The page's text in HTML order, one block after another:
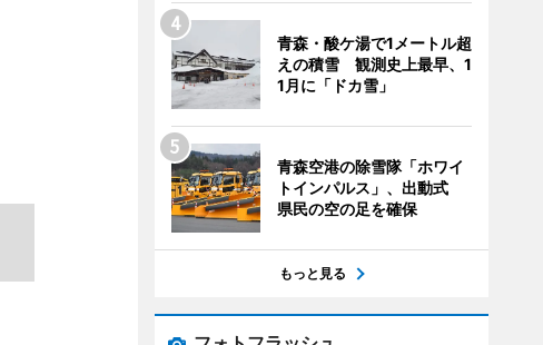
青森・酸ケ湯で1メートル超
えの積雪 観測史上最早、1
1月に「ドカ雪」
青森空港の除雪隊「ホワイ
トインパルス」、出動式
県民の空の足を確保
もっと見る